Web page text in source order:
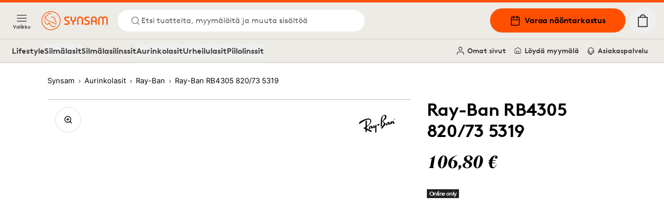
Valikko
Etsi tuotteita, myymälöitä ja muuta sisältöä Varaa näöntarkastus
LifestyleSilmälasitSilmälasilinssitAurinkolasitUrheilulasitPiilolinssit Omat sivut Löydä myymälä Asiakaspalvelu
Synsam Aurinkolasit Ray-Ban Ray-Ban RB4305 820/73 5319
Ray-Ban RB4305
820/73 5319
106,80 €
Online only